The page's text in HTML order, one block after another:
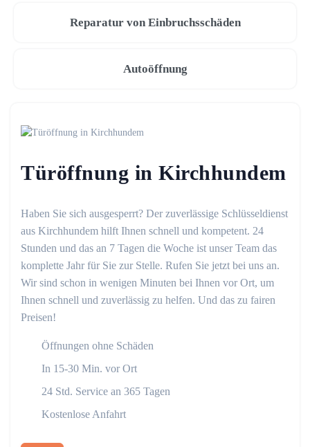
Reparatur von Einbruchsschäden
Autoöffnung
Türöffnung in Kirchhundem
Haben Sie sich ausgesperrt? Der zuverlässige Schlüsseldienst
aus Kirchhundem hilft Ihnen schnell und kompetent. 24
Stunden und das an 7 Tagen die Woche ist unser Team das
komplette Jahr für Sie zur Stelle. Rufen Sie jetzt bei uns an.
Wir sind schon in wenigen Minuten bei Ihnen vor Ort, um
Ihnen schnell und zuverlässig zu helfen. Und das zu fairen
Preisen!
Öffnungen ohne Schäden
In 15-30 Min. vor Ort
24 Std. Service an 365 Tagen
Kostenlose Anfahrt